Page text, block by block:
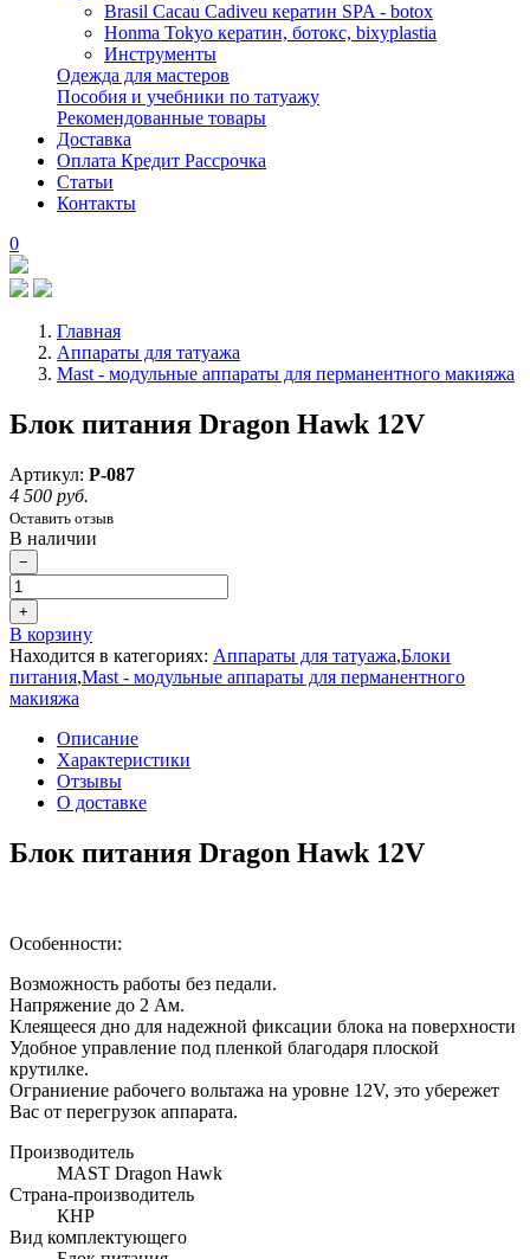
Brasil Cacau Cadiveu кератин SPA - botox
Honma Tokyo кератин, ботокс, bixyplastia
Инструменты
Одежда для мастеров
Пособия и учебники по татуажу
Рекомендованные товары
Доставка
Оплата Кредит Рассрочка
Статьи
Контакты
0
Главная
Аппараты для татуажа
Mast - модульные аппараты для перманентного макияжа
Блок питания Dragon Hawk 12V
Артикул: P-087
4 500 руб.
Оставить отзыв
В наличии
−
+
В корзину
Находится в категориях: Аппараты для татуажа,Блоки
питания,Mast - модульные аппараты для перманентного
макияжа
Описание
Характеристики
Отзывы
О доставке
Блок питания Dragon Hawk 12V
Особенности:
Возможность работы без педали.
Напряжение до 2 Ам.
Клеящееся дно для надежной фиксации блока на поверхности
Удобное управление под пленкой благодаря плоской
крутилке.
Ограниение рабочего вольтажа на уровне 12V, это убережет
Вас от перегрузок аппарата.
Производитель
MAST Dragon Hawk
Страна-производитель
КНР
Вид комплектующего